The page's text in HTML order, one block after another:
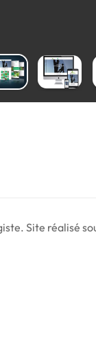
Site réalisé